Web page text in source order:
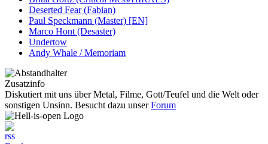
Deserted Fear (Fabian)
Paul Speckmann (Master) [EN]
Marco Hont (Desaster)
Undertow
Andy Whale / Memoriam
Zusatzinfo
Diskutiert mit uns über Metal, Filme, Gott/Teufel und die Welt oder
sonstigen Unsinn. Besucht dazu unserForum